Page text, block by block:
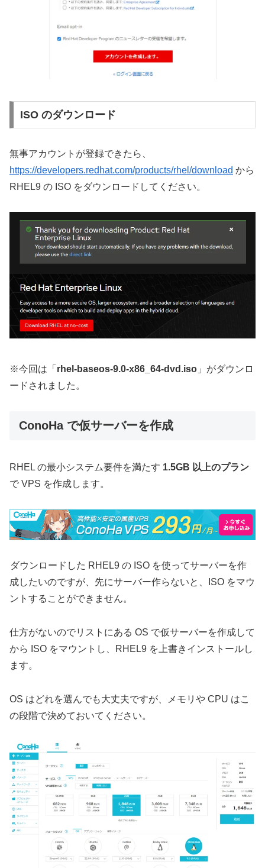
ISO のダウンロード
無事アカウントが登録できたら、
https://developers.redhat.com/products/rhel/download から
RHEL9 の ISO をダウンロードしてください。
※今回は「 rhel-baseos-9.0-x86_64-dvd.iso 」がダウンロ
ードされました。
ConoHa で仮サーバーを作成
RHEL の最小システム要件を満たす 1.5GB 以上のプラン
で VPS を作成します。
ダウンロードした RHEL9 の ISO を使ってサーバーを作
成したいのですが、先にサーバー作らないと、ISO をマウ
ントすることができません。
仕方がないのでリストにある OS で仮サーバーを作成して
から ISO をマウントし、RHEL9 を上書きインストールし
ます。
OS はどれを選んでも大丈夫ですが、メモリや CPU はこ
の段階で決めておいてください。